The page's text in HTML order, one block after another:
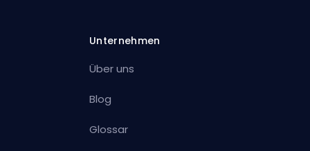
Unternehmen
Über uns
Blog
Glossar